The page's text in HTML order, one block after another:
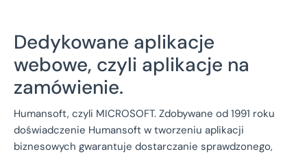
Dedykowane aplikacje
webowe, czyli aplikacje na
zamówienie.
Humansoft, czyli MICROSOFT. Zdobywane od 1991 roku
doświadczenie Humansoft w tworzeniu aplikacji
biznesowych gwarantuje dostarczanie sprawdzonego,